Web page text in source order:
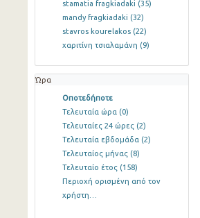
stamatia fragkiadaki (35)
mandy fragkiadaki (32)
stavros kourelakos (22)
χαριτίνη τσιαλαμάνη (9)
Ώρα
Οποτεδήποτε
Τελευταία ώρα (0)
Τελευταίες 24 ώρες (2)
Τελευταία εβδομάδα (2)
Τελευταίος μήνας (8)
Τελευταίο έτος (158)
Περιοχή ορισμένη από τον
χρήστη…